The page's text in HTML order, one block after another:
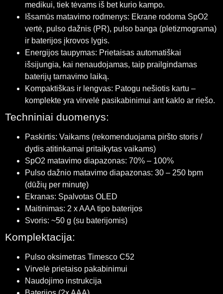
medikui, tiek tėvams iš bet kurio kampo.
Išsamūs matavimo rodmenys: Ekrane rodoma SpO2
vertė, pulso dažnis (PR), pulso banga (pletizmograma)
ir baterijos įkrovos lygis.
Energijos taupymas: Prietaisas automatiškai
išsijungia, kai nenaudojamas, taip prailgindamas
baterijų tarnavimo laiką.
Kompaktiškas ir lengvas: Patogu nešiotis kartu –
komplekte yra virvelė pasikabinimui ant kaklo ar riešo.
Techniniai duomenys:
Paskirtis: Vaikams (rekomenduojama piršto storis /
dydis atitinkamai pritaikytas vaikams)
SpO2 matavimo diapazonas: 70% – 100%
Pulso dažnio matavimo diapazonas: 30 – 250 bpm
(dūžių per minutę)
Ekranas: Spalvotas OLED
Maitinimas: 2 x AAA tipo baterijos
Svoris: ~50 g (su baterijomis)
Komplektacija:
Pulso oksimetras Timesco C52
Virvelė prietaiso pakabinimui
Naudojimo instrukcija